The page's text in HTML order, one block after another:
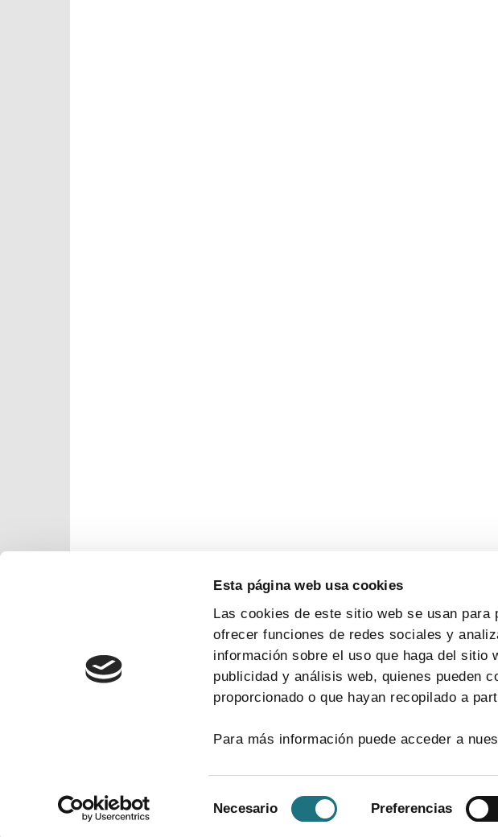
Esta página web usa cookies
Las cookies de este sitio web se usan
ofrecer funciones de redes sociales y
información sobre el uso que haga del sitio
publicidad y análisis web, quienes pueden
proporcionado o que hayan recopilado a
Para más información puede acceder a
de
Necesario Preferencias
© 2026